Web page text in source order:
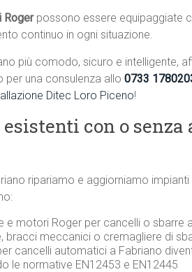
Rogerpossono essere equipaggiate
continuo in ogni situazione.
più comodo, sicuro e intelligente,
una consulenza allo 0733
Ditec Loro Piceno!
con o senza
ripariamo e aggiorniamo
e motori Roger per cancelli o sbarre
bracci meccanici o cremagliere di
cancelli automatici a Fabriano
le normative EN12453 e EN12445